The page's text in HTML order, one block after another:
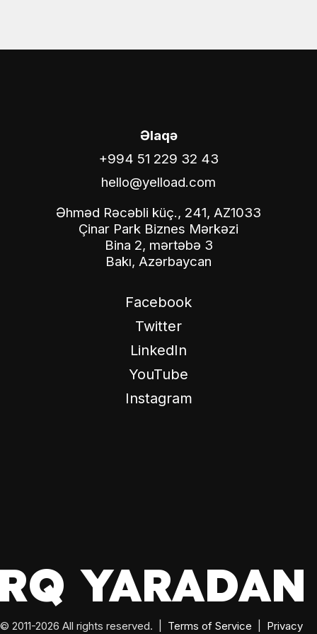
Əlaqə
+994 51 229 32 43
hello@yelload.com
Əhməd Rəcəbli küç., 241, AZ1033
Çinar Park Biznes Mərkəzi
Bina 2, mərtəbə 3
Bakı, Azərbaycan
Facebook
Twitter
LinkedIn
YouTube
Instagram
© 2011-2026 All rights reserved. Terms of Service
Privacy